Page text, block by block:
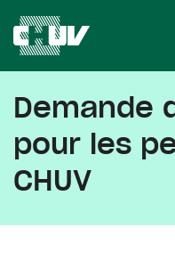
Demande
pour les
CHUV